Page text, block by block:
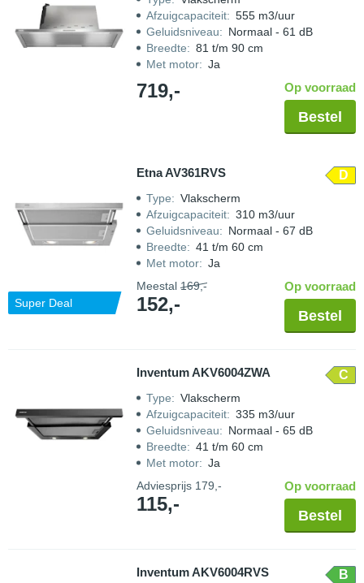
Afzuigcapaciteit: 555 m3/uur
Geluidsniveau: Normaal - 61 dB
Breedte: 81 t/m 90 cm
Met motor: Ja
719,- Op voorraad
Bestel
Super Deal
Etna AV361RVS D
Type: Vlakscherm
Afzuigcapaciteit: 310 m3/uur
Geluidsniveau: Normaal - 67 dB
Breedte: 41 t/m 60 cm
Met motor: Ja
Meestal 169,-
152,-
Op voorraad
Bestel
Inventum AKV6004ZWA C
Type: Vlakscherm
Afzuigcapaciteit: 335 m3/uur
Geluidsniveau: Normaal - 65 dB
Breedte: 41 t/m 60 cm
Met motor: Ja
Adviesprijs 179,-
115,-
Op voorraad
Bestel
Inventum AKV6004RVS B